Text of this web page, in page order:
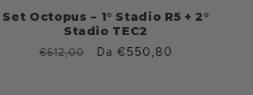
Set Octopus – 1° Stadio R5 + 2°
Stadio TEC2
Prezzo
€612,00
Prezzo
Da €550,80